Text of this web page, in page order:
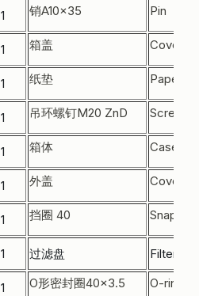
1 销A10×35 Pin
1 箱盖 Cover
1 纸垫 Paper
1 吊环螺钉M20 ZnD Screw
1 箱体 Case
1 外盖 Cover
1 挡圈 40 Snap ring
1 过滤盘
Filter
1 O形密封圈40×3.5 O-ring